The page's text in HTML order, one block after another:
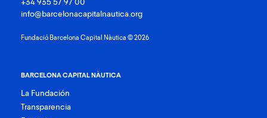
+34 935 57 97 00
info@barcelonacapitalnautica.org
Fundació Barcelona Capital Nàutica © 2026
BARCELONA CAPITAL NÀUTICA
La Fundación
Transparencia